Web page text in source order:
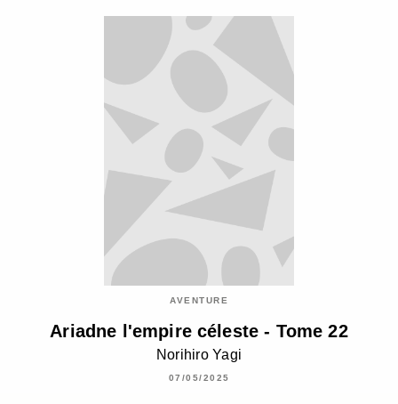
AVENTURE
Ariadne l'empire céleste - Tome 22
Norihiro Yagi
07/05/2025